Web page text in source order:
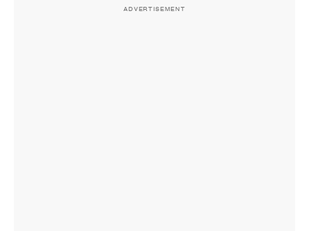
ADVERTISEMENT